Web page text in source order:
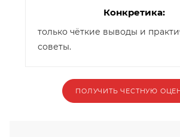
Конкретика:
только чёткие выводы и
советы.
ПОЛУЧИТЬ ЧЕСТНУЮ